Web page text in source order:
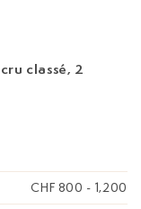
CHF 800 - 1,200